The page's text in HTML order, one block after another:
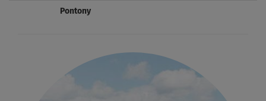
Pontony